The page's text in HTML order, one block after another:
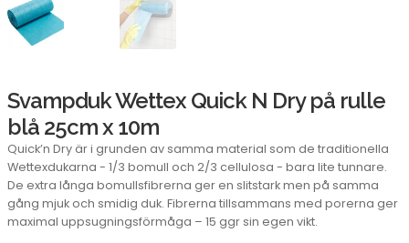
Svampduk Wettex Quick N Dry på rulle
blå 25cm x 10m
Quick’n Dry är i grunden av samma material som de traditionella
Wettexdukarna - 1/3 bomull och 2/3 cellulosa - bara lite tunnare.
De extra långa bomullsfibrerna ger en slitstark men på samma
gång mjuk och smidig duk. Fibrerna tillsammans med porerna ger
maximal uppsugningsförmåga – 15 ggr sin egen vikt.